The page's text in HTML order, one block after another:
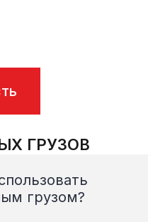
ГРУЗОВ
грузом?